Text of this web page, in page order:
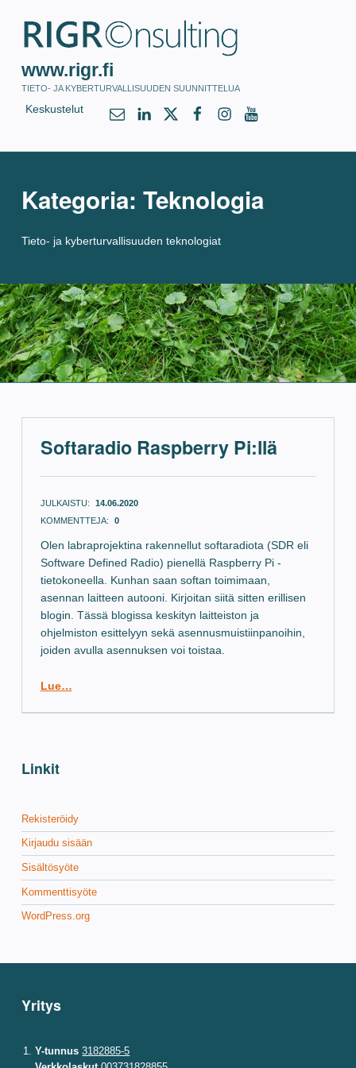
www.rigr.fi
TIETO- JA KYBERTURVALLISUUDEN SUUNNITTELUA
Keskustelut
Kategoria: Teknologia
Tieto- ja kyberturvallisuuden teknologiat
Softaradio Raspberry Pi:llä
JULKAISTU:
14.06.2020
KOMMENTTEJA:
0
Olen labraprojektina rakennellut softaradiota (SDR eli
Software Defined Radio) pienellä Raspberry Pi -
tietokoneella. Kunhan saan softan toimimaan,
asennan laitteen autooni. Kirjoitan siitä sitten erillisen
blogin. Tässä blogissa keskityn laitteiston ja
ohjelmiston esittelyyn sekä asennusmuistiinpanoihin,
joiden avulla asennuksen voi toistaa.
Lue…
Linkit
Rekisteröidy
Kirjaudu sisään
Sisältösyöte
Kommenttisyöte
WordPress.org
Yritys
Y-tunnus3182885-5